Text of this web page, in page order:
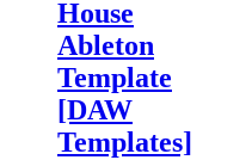
House
Ableton
Template
[DAW
Templates]